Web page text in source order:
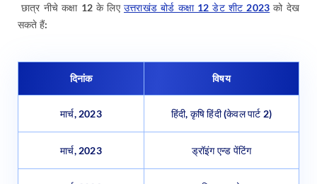
सकते हैं:
दिनांक विषय
मार्च, 2023 हिंदी, कृषि हिंदी (केवल पार्ट 2)
मार्च, 2023 ड्रॉइंग एन्ड पेंटिंग
मार्च, 2023 भूविज्ञान, भूगोल